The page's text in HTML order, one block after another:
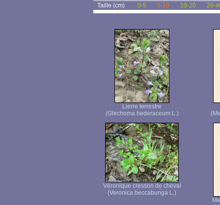
Taille (cm)
0-5 5-10 10-20 20-
Lierre terrestre
(Glechoma hederaceum L.)
Véronique cresson de cheval
(Veronica beccabunga L.)